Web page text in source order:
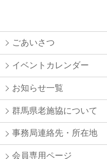
ごあいさつ
イベントカレンダー
お知らせ一覧
群馬県老施協について
事務局連絡先・所在地
会員専用ページ